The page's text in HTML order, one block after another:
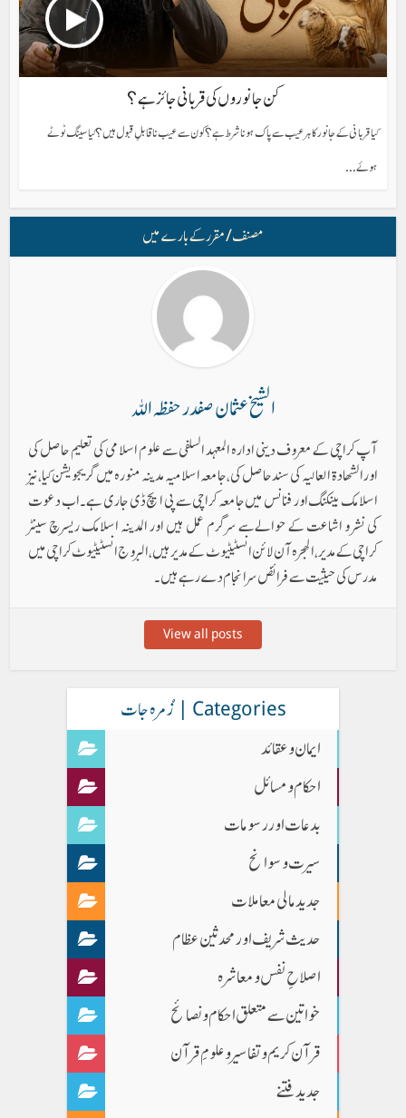
کن جانوروں کی قربانی جائز ہے؟
کیا قربانی کے جانور کا ہر عیب سے پاک ہونا شرط ہے؟ کون سے عیب ناقابلِ قبول ہیں؟ کیا سینگ ٹوٹے
ہوئے...
مصنف/ مقرر کے بارے میں
الشیخ عثمان صفدر حفظہ اللہ
آپ کراچی کے معروف دینی ادارہ المعہد السلفی سے علوم اسلامی کی تعلیم حاصل کی
اورالشھادۃ العالیہ کی سند حاصل کی، جامعہ اسلامیہ مدینہ منورہ میں گریجویشن کیا، نیز
اسلامک بینکنگ اور فنانس میں جامعہ کراچی سے پی ایچ ڈی جاری ہے۔ اب دعوت
کی نشر و اشاعت کے حوالےسے سرگرم عمل ہیں اور المدینہ اسلامک ریسرچ سینٹر
کراچی کے مدیر ، الھجرہ آن لائن انسٹیٹیوٹ کے مدیر ہیں ، البروج انسٹیٹیوٹ کراچی میں
مدرس کی حیثیت سے فرائض سرانجام دے رہے ہیں۔
View all posts
Categories | زُمرہ جات
ایمان وعقائد
احکام و مسائل
بدعات اور رسومات
سیرت و سوانح
جدید مالی معاملات
حدیث شریف اور محدثین عظام
اصلاحِ نفس و معاشرہ
خواتین سے متعلق احکام و نصائح
قرآن کریم و تفاسیر و علومِ قرآن
جدید فتنے